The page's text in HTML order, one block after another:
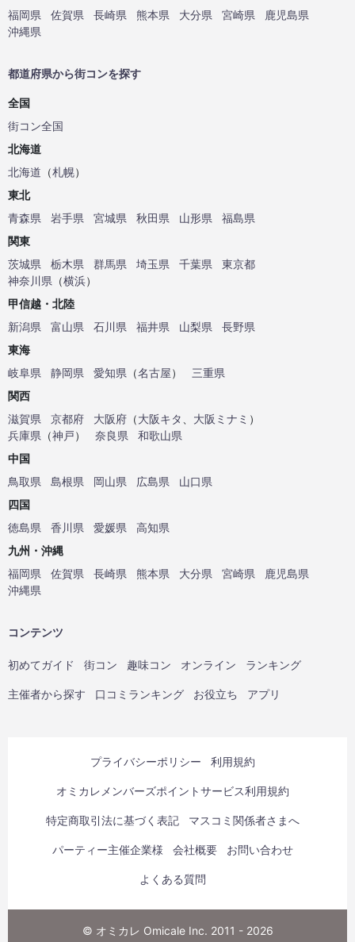
福岡県
佐賀県 長崎県 熊本県 大分県 宮崎県
鹿児島県
沖縄県
都道府県から街コンを探す
全国
街コン全国
北海道
北海道 （札幌）
東北
青森県
岩手県 宮城県 秋田県 山形県
福島県
関東
茨城県
栃木県 群馬県 埼玉県 千葉県
東京都
神奈川県 （横浜）
甲信越・北陸
新潟県
富山県 石川県 福井県 山梨県
長野県
東海
岐阜県
静岡県 愛知県 （名古屋）
三重県
関西
滋賀県
京都府 大阪府 （大阪キタ 大阪ミナミ ）
兵庫県 （神戸） 奈良県
和歌山県
中国
鳥取県
島根県 岡山県 広島県
山口県
四国
徳島県
香川県 愛媛県
高知県
九州・沖縄
福岡県
佐賀県 長崎県 熊本県 大分県 宮崎県
鹿児島県
沖縄県
コンテンツ
初めてガイド 街コン 趣味コン オンライン ランキング
主催者から探す 口コミランキング お役立ち アプリ
プライバシーポリシー 利用規約
オミカレメンバーズポイントサービス利用規約
特定商取引法に基づく表記 マスコミ関係者さまへ
パーティー主催企業様 会社概要 お問い合わせ
よくある質問
© オミカレ Omicale Inc. 2011 - 2026